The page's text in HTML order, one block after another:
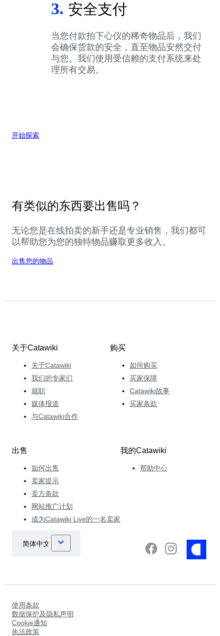
3. 安全支付
当您付款拍下心仪的稀奇物品后，我们
会确保货款的安全，直至物品安然交付
与您。我们使用受信赖的支付系统来处
理所有交易。
开始探索
有类似的东西要出售吗？
无论您是在线拍卖的新手还是专业销售，我们都可
以帮助您为您的独特物品赚取更多收入。
出售您的物品
关于Catawiki
关于Catawiki
我们的专家们
就职
媒体报道
与Catawiki合作
购买
如何购买
买家保障
Catawiki故事
买家条款
出售
如何出售
卖家提示
卖方条款
网站推广计划
成为Catawiki Live的一名卖家
我的Catawiki
帮助中心
使用条款
数据保护及隐私声明
Cookie通知
执法政策